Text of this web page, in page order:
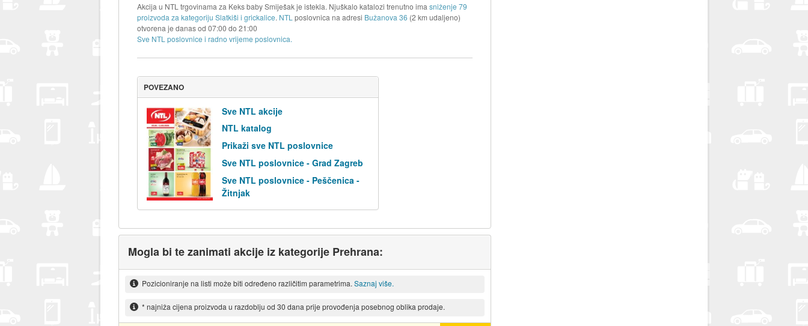
Akcija u NTL trgovinama za Keks baby Smiješak je istekla. Njuškalo katalozi trenutno ima sniženje 79
proizvoda za kategoriju Slatkiši i grickalice. NTL poslovnica na adresi Bužanova 36 (2 km udaljeno)
otvorena je danas od 07:00 do 21:00
Sve NTL poslovnice i radno vrijeme poslovnica.
POVEZANO
Sve NTL akcije
NTL katalog
Prikaži sve NTL poslovnice
Sve NTL poslovnice - Grad Zagreb
Sve NTL poslovnice - Peščenica -
Žitnjak
Mogla bi te zanimati akcije iz kategorije Prehrana:
Pozicioniranje na listi može biti određeno različitim parametrima.Saznaj više.
* najniža cijena proizvoda u razdoblju od 30 dana prije provođenja posebnog oblika prodaje.